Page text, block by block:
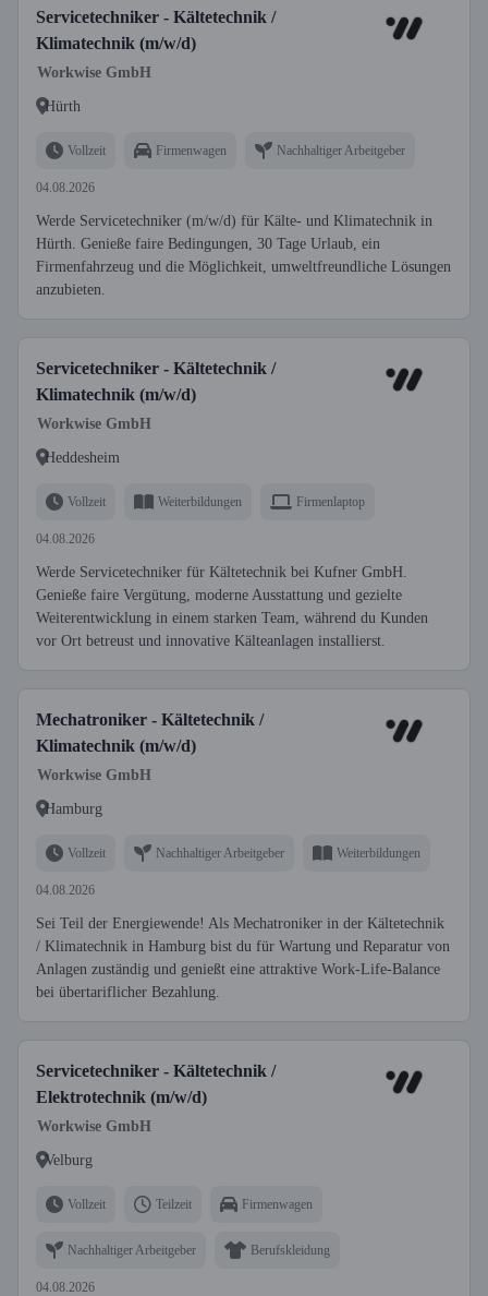
Servicetechniker - Kältetechnik /
Klimatechnik (m/w/d)
Workwise GmbH
Hürth
Vollzeit Firmenwagen Nachhaltiger Arbeitgeber
04.08.2026
Werde Servicetechniker (m/w/d) für Kälte- und Klimatechnik in
Hürth. Genieße faire Bedingungen, 30 Tage Urlaub, ein
Firmenfahrzeug und die Möglichkeit, umweltfreundliche Lösungen
anzubieten.
Servicetechniker - Kältetechnik /
Klimatechnik (m/w/d)
Workwise GmbH
Heddesheim
Vollzeit Weiterbildungen Firmenlaptop
04.08.2026
Werde Servicetechniker für Kältetechnik bei Kufner GmbH.
Genieße faire Vergütung, moderne Ausstattung und gezielte
Weiterentwicklung in einem starken Team, während du Kunden
vor Ort betreust und innovative Kälteanlagen installierst.
Mechatroniker - Kältetechnik /
Klimatechnik (m/w/d)
Workwise GmbH
Hamburg
Vollzeit Nachhaltiger Arbeitgeber Weiterbildungen
04.08.2026
Sei Teil der Energiewende! Als Mechatroniker in der Kältetechnik
/ Klimatechnik in Hamburg bist du für Wartung und Reparatur von
Anlagen zuständig und genießt eine attraktive Work-Life-Balance
bei übertariflicher Bezahlung.
Servicetechniker - Kältetechnik /
Elektrotechnik (m/w/d)
Workwise GmbH
Velburg
Vollzeit Teilzeit Firmenwagen
Nachhaltiger Arbeitgeber Berufskleidung
04.08.2026